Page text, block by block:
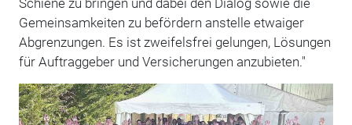
Gemeinsamkeiten zu befördern anstelle etwaiger
Abgrenzungen. Es ist zweifelsfrei gelungen, Lösungen
für Auftraggeber und Versicherungen anzubieten."